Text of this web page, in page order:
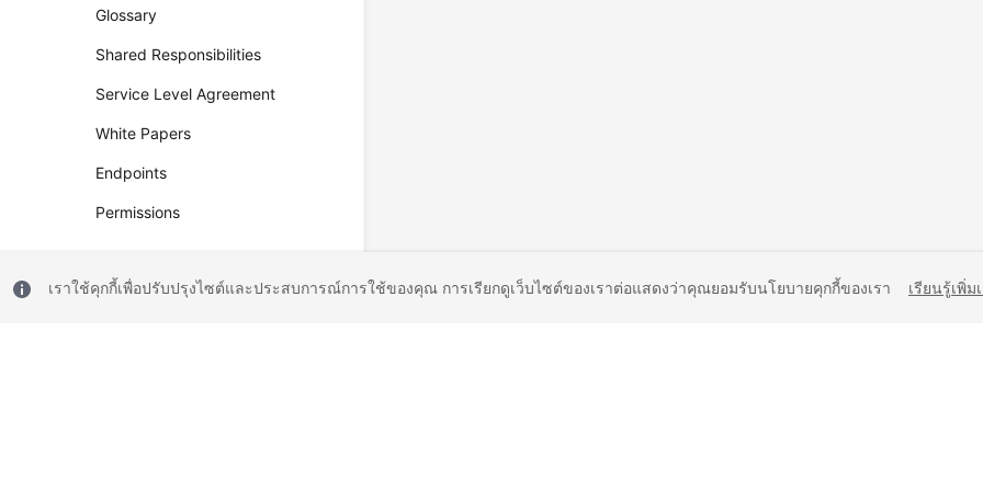
Glossary
Shared Responsibilities
Service Level Agreement
White Papers
Endpoints
Permissions
เราใช้คุกกี้เพื่อปรับปรุงไซต์และประสบการณ์การใช้ของคุณ การเรียกดูเว็บไซต์ของเราต่อแสดงว่าคุณยอมรับนโยบายคุกกี้ของเรา เรียนรู้เพิ่ม